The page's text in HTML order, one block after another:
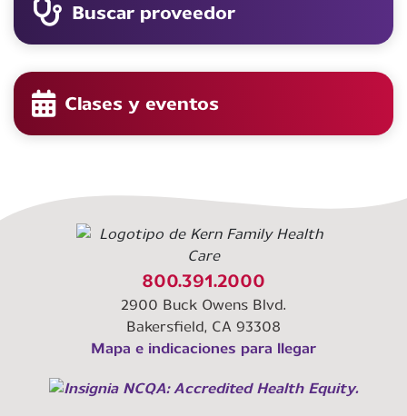
Buscar proveedor
Clases y eventos
800.391.2000
2900 Buck Owens Blvd.
Bakersfield, CA 93308
Mapa e indicaciones para llegar